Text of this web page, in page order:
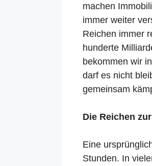
machen
immer weiter
Reichen immer
hunderte
bekommen wir
darf es nicht
gemeinsam
Die Reichen
Eine
Stunden. In